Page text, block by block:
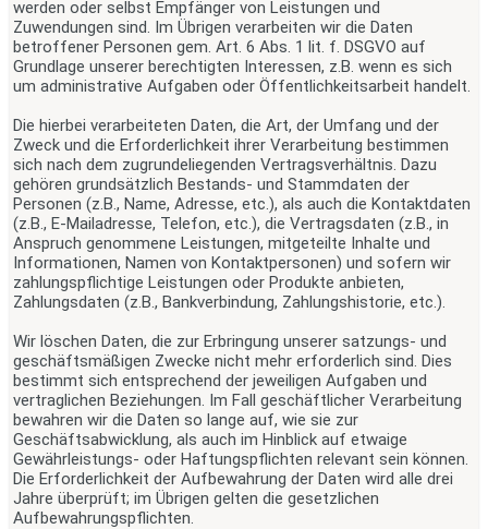
werden oder selbst Empfänger von Leistungen und
Zuwendungen sind. Im Übrigen verarbeiten wir die Daten
betroffener Personen gem. Art. 6 Abs. 1 lit. f. DSGVO auf
Grundlage unserer berechtigten Interessen, z.B. wenn es sich
um administrative Aufgaben oder Öffentlichkeitsarbeit handelt.
Die hierbei verarbeiteten Daten, die Art, der Umfang und der
Zweck und die Erforderlichkeit ihrer Verarbeitung bestimmen
sich nach dem zugrundeliegenden Vertragsverhältnis. Dazu
gehören grundsätzlich Bestands- und Stammdaten der
Personen (z.B., Name, Adresse, etc.), als auch die Kontaktdaten
(z.B., E-Mailadresse, Telefon, etc.), die Vertragsdaten (z.B., in
Anspruch genommene Leistungen, mitgeteilte Inhalte und
Informationen, Namen von Kontaktpersonen) und sofern wir
zahlungspflichtige Leistungen oder Produkte anbieten,
Zahlungsdaten (z.B., Bankverbindung, Zahlungshistorie, etc.).
Wir löschen Daten, die zur Erbringung unserer satzungs- und
geschäftsmäßigen Zwecke nicht mehr erforderlich sind. Dies
bestimmt sich entsprechend der jeweiligen Aufgaben und
vertraglichen Beziehungen. Im Fall geschäftlicher Verarbeitung
bewahren wir die Daten so lange auf, wie sie zur
Geschäftsabwicklung, als auch im Hinblick auf etwaige
Gewährleistungs- oder Haftungspflichten relevant sein können.
Die Erforderlichkeit der Aufbewahrung der Daten wird alle drei
Jahre überprüft; im Übrigen gelten die gesetzlichen
Aufbewahrungspflichten.